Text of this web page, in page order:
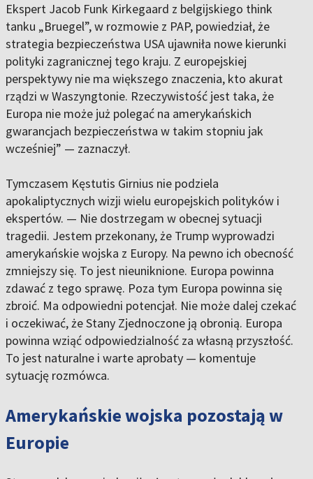
Ekspert Jacob Funk Kirkegaard z belgijskiego think
tanku „Bruegel”, w rozmowie z PAP, powiedział, że
strategia bezpieczeństwa USA ujawniła nowe kierunki
polityki zagranicznej tego kraju. Z europejskiej
perspektywy nie ma większego znaczenia, kto akurat
rządzi w Waszyngtonie. Rzeczywistość jest taka, że
Europa nie może już polegać na amerykańskich
gwarancjach bezpieczeństwa w takim stopniu jak
wcześniej” — zaznaczył.
Tymczasem Kęstutis Girnius nie podziela
apokaliptycznych wizji wielu europejskich polityków i
ekspertów. — Nie dostrzegam w obecnej sytuacji
tragedii. Jestem przekonany, że Trump wyprowadzi
amerykańskie wojska z Europy. Na pewno ich obecność
zmniejszy się. To jest nieuniknione. Europa powinna
zdawać z tego sprawę. Poza tym Europa powinna się
zbroić. Ma odpowiedni potencjał. Nie może dalej czekać
i oczekiwać, że Stany Zjednoczone ją obronią. Europa
powinna wziąć odpowiedzialność za własną przyszłość.
To jest naturalne i warte aprobaty — komentuje
sytuację rozmówca.
Amerykańskie wojska pozostają w
Europie